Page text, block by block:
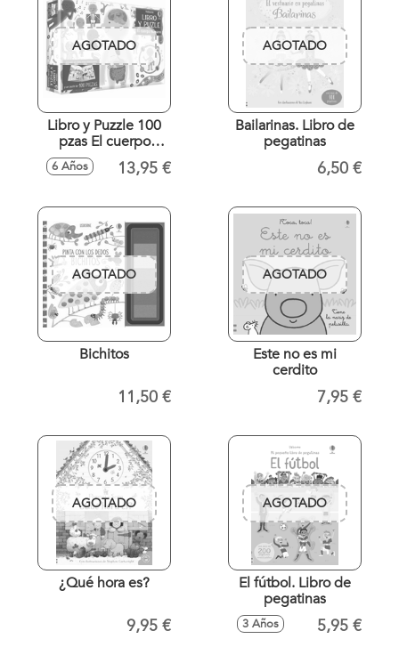
AGOTADO
Libro y Puzzle 100
pzas El cuerpo
humano
6 Años 13,95 €
AGOTADO
Bailarinas. Libro de
pegatinas
6,50 €
AGOTADO
Bichitos
11,50 €
AGOTADO
Este no es mi
cerdito
7,95 €
AGOTADO
¿Qué hora es?
9,95 €
AGOTADO
El fútbol. Libro de
pegatinas
3 Años 5,95 €